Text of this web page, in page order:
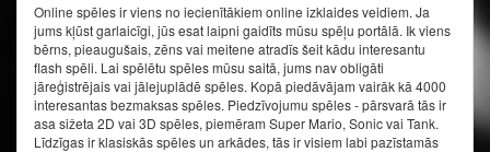
Online spēles ir viens no iecienītākiem online izklaides veidiem. Ja
jums kļūst garlaicīgi, jūs esat laipni gaidīts mūsu spēļu portālā. Ik viens
bērns, pieaugušais, zēns vai meitene atradīs šeit kādu interesantu
flash spēli. Lai spēlētu spēles mūsu saitā, jums nav obligāti
jāreģistrējais vai jālejuplādē spēles. Kopā piedāvājam vairāk kā 4000
interesantas bezmaksas spēles. Piedzīvojumu spēles - pārsvarā tās ir
asa sižeta 2D vai 3D spēles, piemēram Super Mario, Sonic vai Tank.
Līdzīgas ir klasiskās spēles un arkādes, tās ir visiem labi pazīstamās